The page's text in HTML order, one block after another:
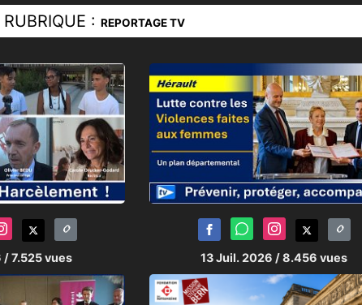
:REPORTAGE TV
/ 7.525 vues 13 Juil. 2026 / 8.456 vues